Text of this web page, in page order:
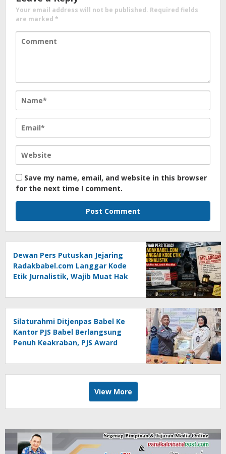
Your email address will not be published. Required fields
are marked *
Save my name, email, and website in this browser
for the next time I comment.
Dewan Pers Putuskan Jejaring
Radakbabel.com Langgar Kode
Etik Jurnalistik, Wajib Muat Hak
Silaturahmi Ditjenpas Babel Ke
Kantor PJS Babel Berlangsung
Penuh Keakraban, PJS Award
Agustina
View More